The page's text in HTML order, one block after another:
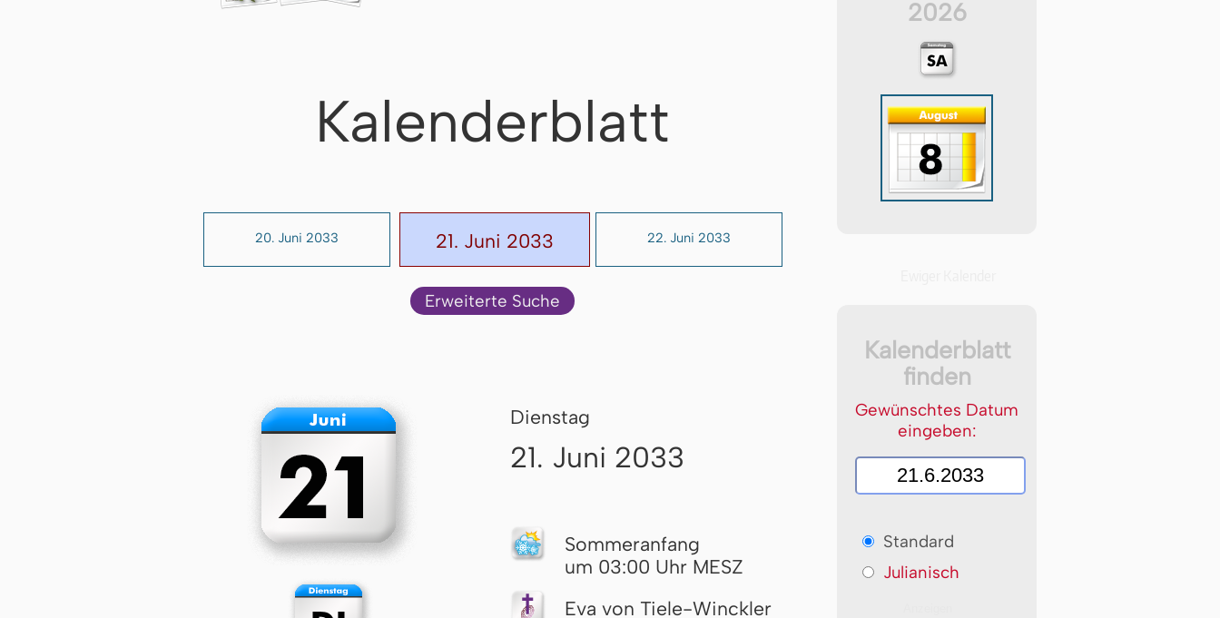
Kalenderblatt
20. Juni 2033 21. Juni 2033 22. Juni 2033
Erweiterte Suche
Dienstag
21. Juni 2033
Som­mer­an­fang
um 03:00 Uhr MESZ
Eva von Tiele-Winckler
2026
Kalenderblatt
finden
Gewünschtes Datum
eingeben:
Standard
Julianisch